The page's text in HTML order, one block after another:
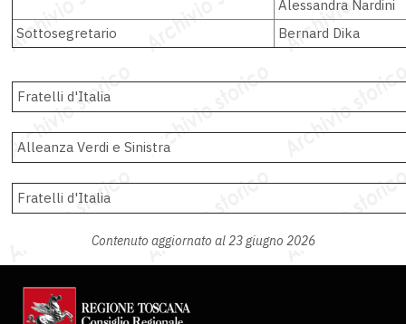
Alessandra Nardini
Sottosegretario
Bernard Dika
Fratelli d'Italia
Alleanza Verdi e Sinistra
Fratelli d'Italia
Contenuto aggiornato al 23 giugno 2026